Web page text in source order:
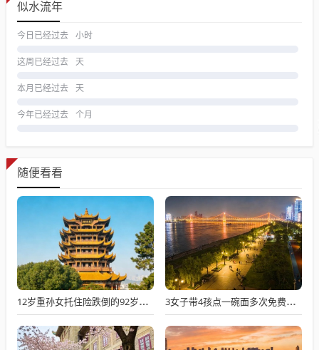
似水流年
今日已经过去 小时
这周已经过去 天
本月已经过去 天
今年已经过去 个月
随便看看
12岁重孙女托住险跌倒的92岁太爷爷 3女子带4孩点一碗面多次免费续面